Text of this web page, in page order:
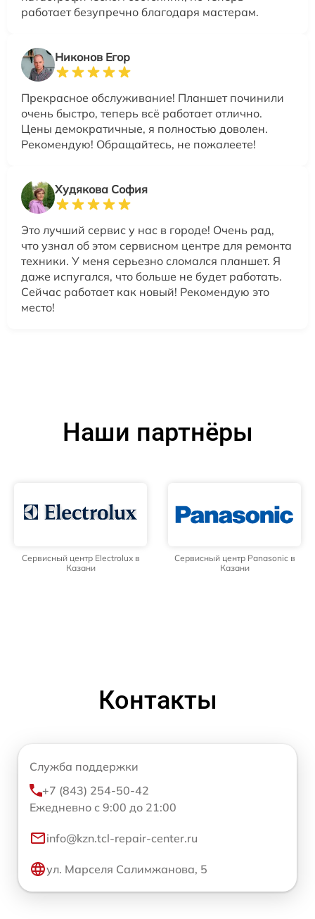
работает безупречно благодаря мастерам.
Никонов Егор
Прекрасное обслуживание! Планшет починили
очень быстро, теперь всё работает отлично.
Цены демократичные, я полностью доволен.
Рекомендую! Обращайтесь, не пожалеете!
Худякова София
Это лучший сервис у нас в городе! Очень рад,
что узнал об этом сервисном центре для ремонта
техники. У меня серьезно сломался планшет. Я
даже испугался, что больше не будет работать.
Сейчас работает как новый! Рекомендую это
место!
Наши партнёры
Сервисный центр Electrolux в
Казани
Сервисный центр Panasonic в
Казани
Контакты
Служба поддержки
+7 (843) 254-50-42
Ежедневно с 9:00 до 21:00
info@kzn.tcl-repair-center.ru
ул. Марселя Салимжанова, 5